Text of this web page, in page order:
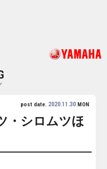
post date. 2020.11.30MON
・シロムツほ